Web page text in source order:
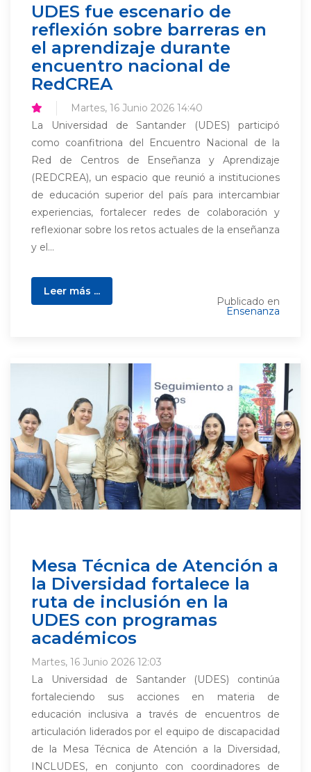
UDES fue escenario de
reflexión sobre barreras en
el aprendizaje durante
encuentro nacional de
RedCREA
Martes, 16 Junio 2026 14:40
La Universidad de Santander (UDES) participó
como coanfitriona del Encuentro Nacional de la
Red de Centros de Enseñanza y Aprendizaje
(REDCREA), un espacio que reunió a instituciones
de educación superior del país para intercambiar
experiencias, fortalecer redes de colaboración y
reflexionar sobre los retos actuales de la enseñanza
y el...
Leer más ...
Publicado en
Ensenanza
Mesa Técnica de Atención a
la Diversidad fortalece la
ruta de inclusión en la
UDES con programas
académicos
Martes, 16 Junio 2026 12:03
La Universidad de Santander (UDES) continúa
fortaleciendo sus acciones en materia de
educación inclusiva a través de encuentros de
articulación liderados por el equipo de discapacidad
de la Mesa Técnica de Atención a la Diversidad,
INCLUDES, en conjunto con coordinadores de